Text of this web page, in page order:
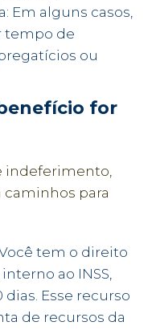
Em alguns casos,
tempo de
ou
for
indeferimento,
caminhos para
tem o direito
ao INSS,
Esse recurso
de recursos da